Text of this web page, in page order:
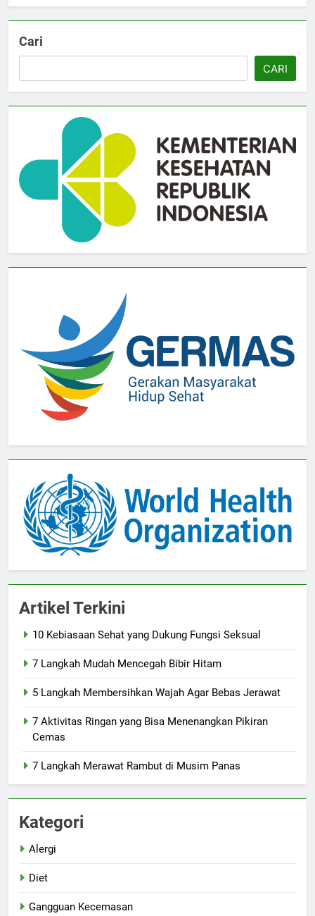
Cari
CARI
Artikel Terkini
10 Kebiasaan Sehat yang Dukung Fungsi Seksual
7 Langkah Mudah Mencegah Bibir Hitam
5 Langkah Membersihkan Wajah Agar Bebas Jerawat
7 Aktivitas Ringan yang Bisa Menenangkan Pikiran
Cemas
7 Langkah Merawat Rambut di Musim Panas
Kategori
Alergi
Diet
Gangguan Kecemasan